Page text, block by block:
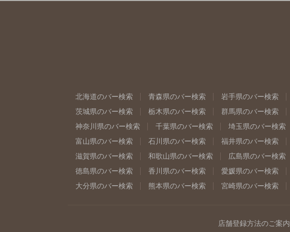
北海道のバー検索 青森県のバー検索 岩手県のバー検索
茨城県のバー検索
栃木県のバー検索 群馬県のバー検索
神奈川県のバー検索
千葉県のバー検索 埼玉県のバー検索
富山県のバー検索
石川県のバー検索 福井県のバー検索
滋賀県のバー検索
和歌山県のバー検索 広島県のバー検索
徳島県のバー検索
香川県のバー検索 愛媛県のバー検索
大分県のバー検索
熊本県のバー検索 宮崎県のバー検索
店舗登録方法のご案内